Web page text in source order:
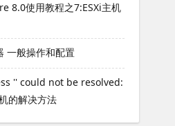
8.0使用教程之7:ESXi主机
一般操作和配置
'' could not be resolved:
的解决方法